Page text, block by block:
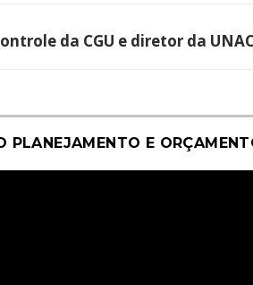
da CGU e diretor da
PLANEJAMENTO E